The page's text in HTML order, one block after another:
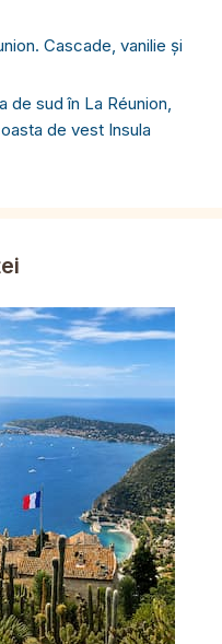
Cascade, vanilie și
sud în La Réunion,
de vest Insula